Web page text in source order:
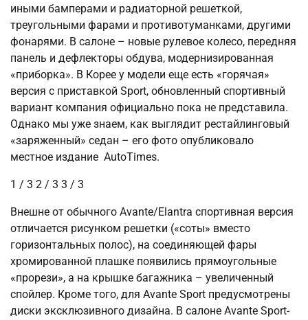
иными бамперами и радиаторной решеткой,
треугольными фарами и противотуманками, другими
фонарями. В салоне – новые рулевое колесо, передняя
панель и дефлекторы обдува, модернизированная
«приборка». В Корее у модели еще есть «горячая»
версия с приставкой Sport, обновленный спортивный
вариант компания официально пока не представила.
Однако мы уже знаем, как выглядит рестайлинговый
«заряженный» седан – его фото опубликовало
местное издание AutoTimes.
1 / 3 2 / 3 3 / 3
Внешне от обычного Avante/Elantra спортивная версия
отличается рисунком решетки («соты» вместо
горизонтальных полос), на соединяющей фары
хромированной плашке появились прямоугольные
«прорези», а на крышке багажника – увеличенный
спойлер. Кроме того, для Avante Sport предусмотрены
диски эксклюзивного дизайна. В салоне Avante Sport-